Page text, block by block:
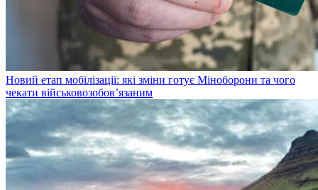
Новий етап мобілізації: які зміни готує Міноборони та чого
чекати військовозобов’язаним